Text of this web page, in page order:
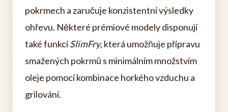
pokrmech a zaručuje konzistentní výsledky
ohřevu. Některé prémiové modely disponují
také funkcíSlimFry, která umožňuje přípravu
smažených pokrmů s minimálním množstvím
oleje pomocí kombinace horkého vzduchu a
grilování.